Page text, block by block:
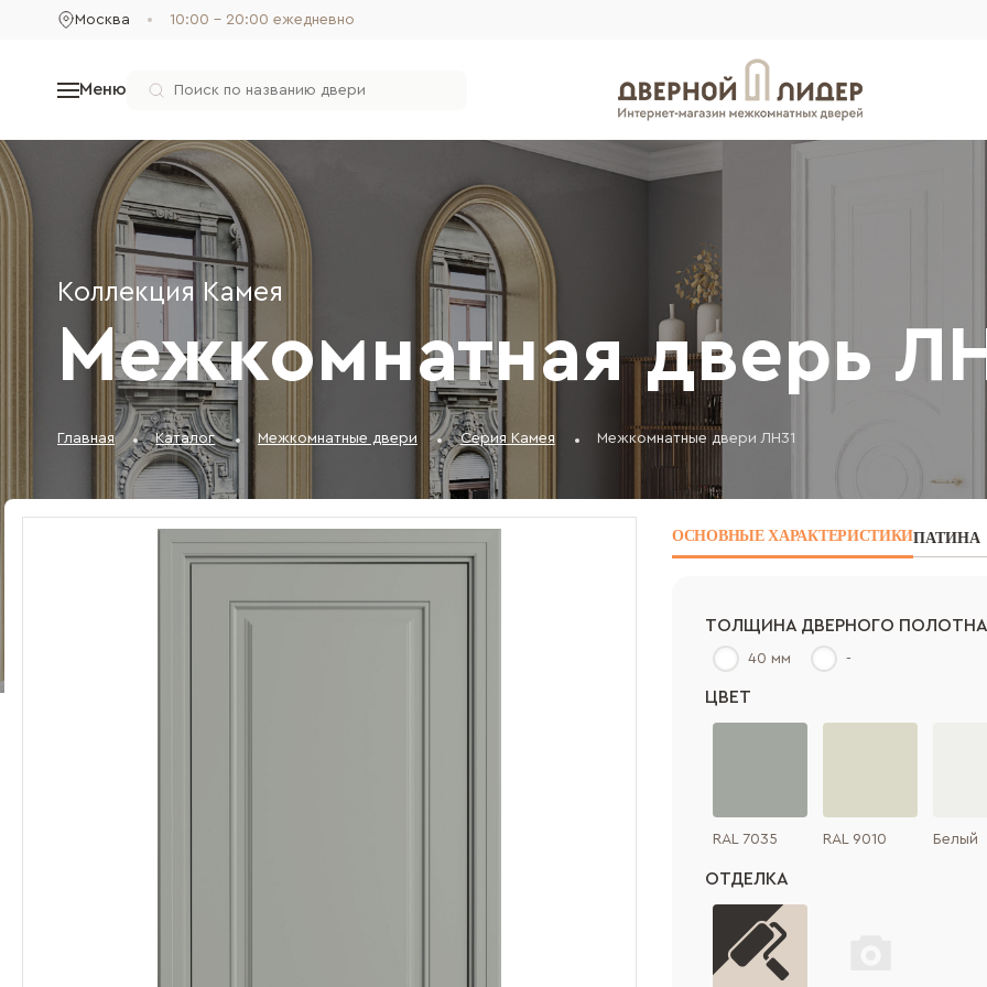
Москва 10:00 - 20:00 ежедневно
Меню
Коллекция Камея
Межкомнатная дверь
Главная Каталог Межкомнатные двери Серия Камея Межкомнатные двери ЛН31
ОСНОВНЫЕХАРАКТЕРИСТИКИПАТИНА
ТОЛЩИНА ДВЕРНОГО ПОЛОТНА
40 мм -
ЦВЕТ
RAL 7035 RAL 9010 Белый
ОТДЕЛКА